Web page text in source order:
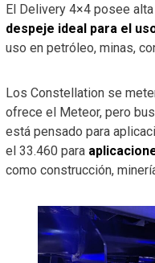
El Delivery 4×4 posee
despeje ideal para el
uso en petróleo, minas,
Los Constellation se
ofrece el Meteor, pero
está pensado para
el 33.460 para
como construcción,